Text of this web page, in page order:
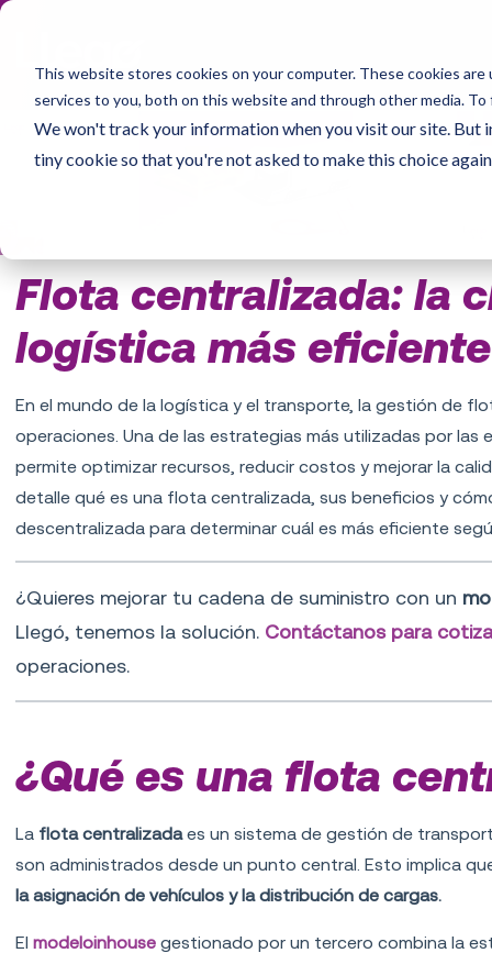
This website stores cookies on your computer. These cookies
services to you, both on this website and through other media.
We won't track your information when you visit our site. But
tiny cookie so that you're not asked to make this choice
Flota centralizada: la
logística más
En el mundo de la logística y el transporte, la gestión de
operaciones. Una de las estrategias más utilizadas por las
permite optimizar recursos, reducir costos y mejorar la
detalle qué es una flota centralizada, sus beneficios y
descentralizada para determinar cuál es más eficiente
¿Quieres mejorar tu cadena de suministro con un
Llegó, tenemos la solución. Contáctanos para
operaciones.
¿Qué es una flota
La flota centralizadaes un sistema de gestión de
son administrados desde un punto central. Esto implica
la asignación de vehículos y la distribución de cargas.
Elmodeloinhouse gestionado por un tercero combina la